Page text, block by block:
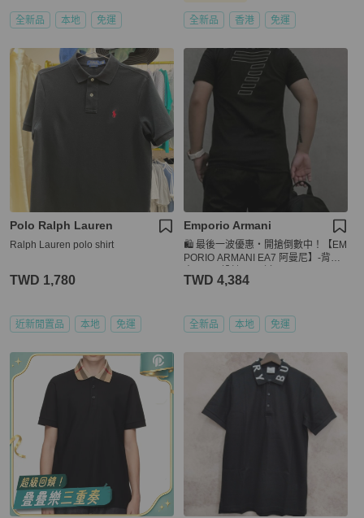
全新品 本地 免運 全新品 香港 免運
Polo Ralph Lauren
Ralph Lauren polo shirt
TWD 1,780
近新閒置品 本地 免運
Emporio Armani
🛍️ 最後一波優惠・開搶倒數中！【EM
PORIO ARMANI EA7 阿曼尼】-背後
TWD 4,384
全新品 本地 免運